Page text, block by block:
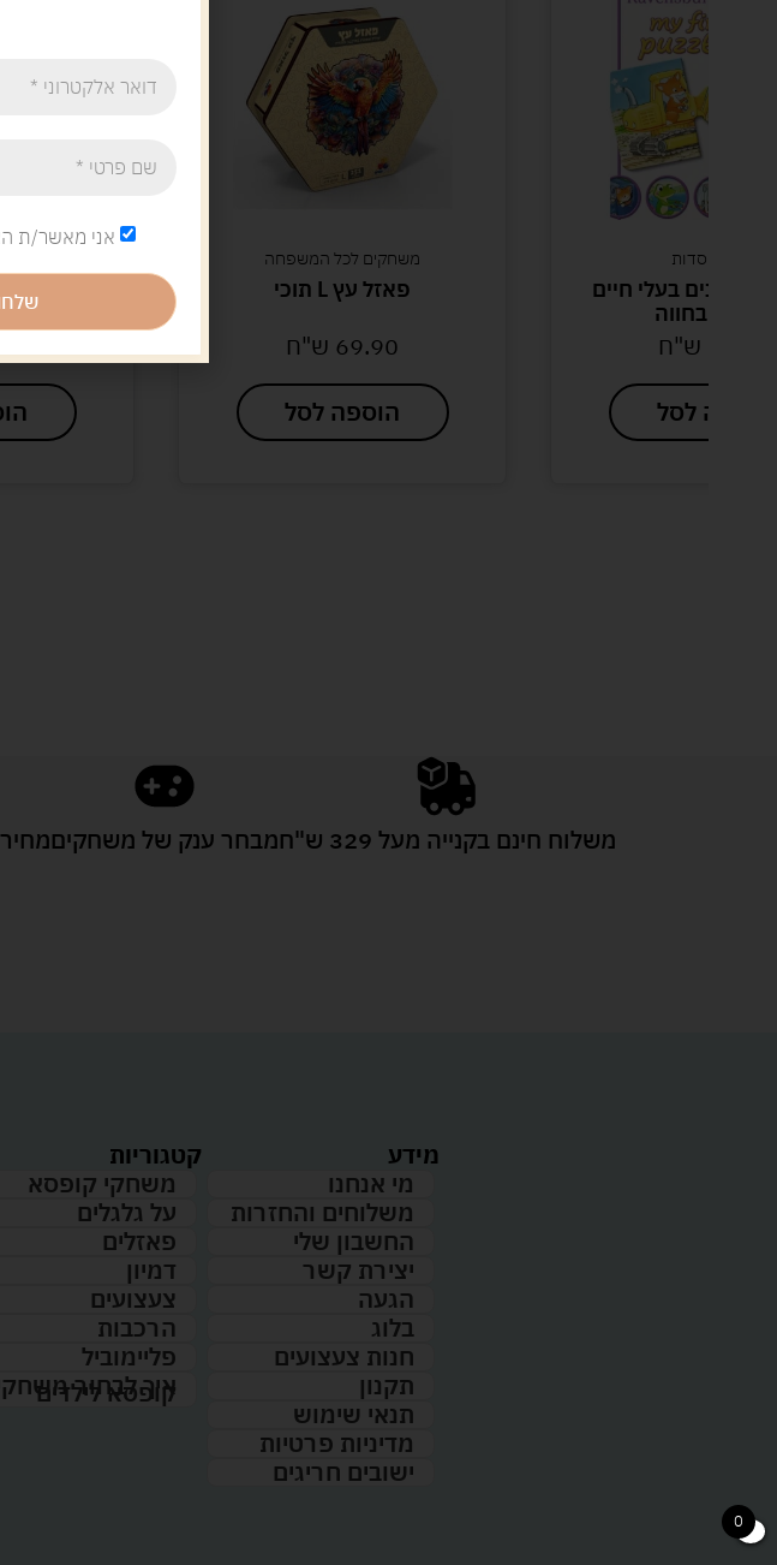
גנים ומוסדות
ראשונים בעלי חיים
עובדים בחווה
ש"ח
הוספה לסל
משחקים לכל המשפחה
פאזל עץ L תוכי
69.90 ש"ח
הוספה לסל
משלוח חינם בקנייה מעל 329 ש"ח מבחר ענק של משחקים
מידע
מי אנחנו
משלוחים והחזרות
החשבון שלי
יצירת קשר
הגעה
בלוג
חנות צעצועים
תקנון
תנאי שימוש
מדיניות פרטיות
ישובים חריגים
קטגוריות
משחקי קופסא
על גלגלים
פאזלים
דמיון
צעצועים
הרכבות
פליימוביל
איך לבחור
קופסא לילדים
0
אני מאשר/ת